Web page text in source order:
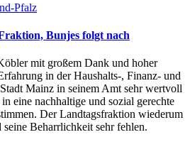
Pfalz
Bunjes folgt nach
mit großem Dank und hoher
in der Haushalts-, Finanz- und
Mainz in seinem Amt sehr wertvoll
eine nachhaltige und sozial gerechte
Der Landtagsfraktion wiederum
Beharrlichkeit sehr fehlen.